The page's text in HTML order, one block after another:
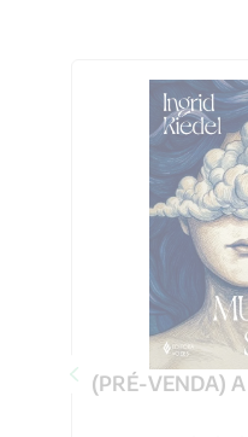
(PRÉ-VENDA)